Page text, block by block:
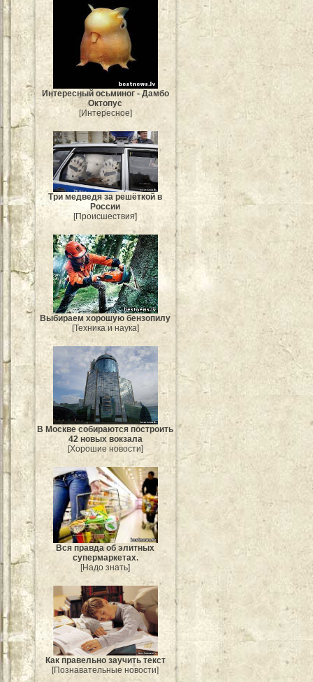
Интересный осьминог - Дамбо
Октопус
[Интересное]
Три медведя за решёткой в
России
[Происшествия]
Выбираем хорошую бензопилу
[Техника и наука]
В Москве собираются построить
42 новых вокзала
[Хорошие новости]
Вся правда об элитных
супермаркетах.
[Надо знать]
Как правельно заучить текст
[Познавательные новости]